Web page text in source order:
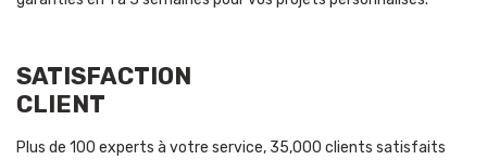
SATISFACTION
CLIENT
Plus de 100 experts à votre service, 35,000 clients satisfaits